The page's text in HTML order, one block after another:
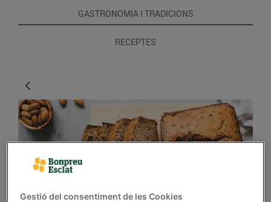
GASTRONOMIA I TRADICIONS
RECEPTES
Gestió del consentiment de les Cookies